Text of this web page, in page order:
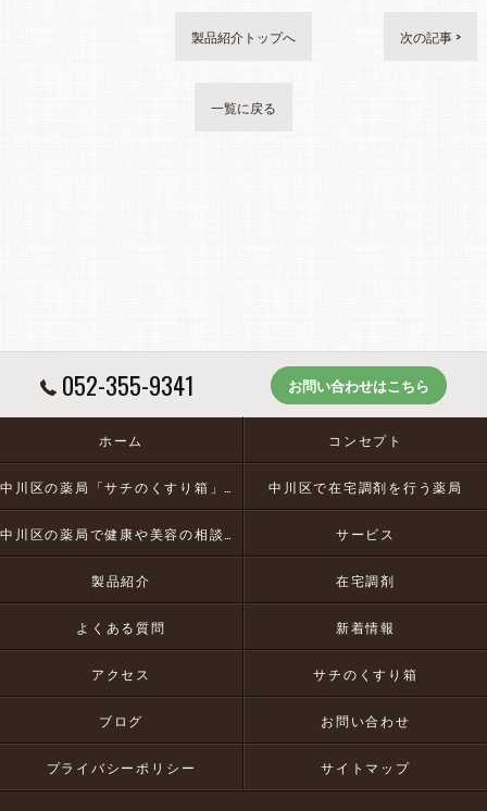
製品紹介トップへ 次の記事 >
一覧に戻る
052-355-9341 お問い合わせはこちら
ホーム コンセプト
中川区で在宅調剤を行う薬局
サービス
製品紹介 在宅調剤
よくある質問 新着情報
アクセス サチのくすり箱
ブログ お問い合わせ
プライバシーポリシー サイトマップ